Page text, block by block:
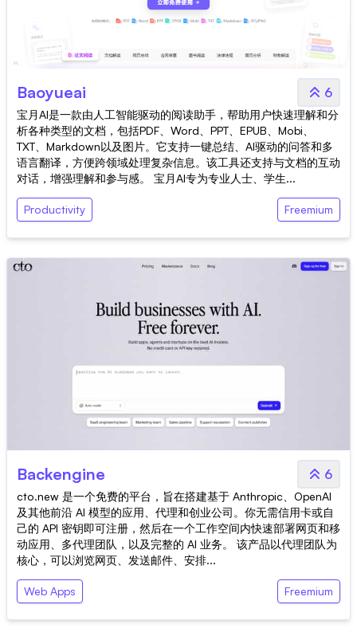
Baoyueai 6
宝月AI是一款由人工智能驱动的阅读助手，帮助用户快速理解和分
析各种类型的文档，包括PDF、Word、PPT、EPUB、Mobi、
TXT、Markdown以及图片。它支持一键总结、AI驱动的问答和多
语言翻译，方便跨领域处理复杂信息。该工具还支持与文档的互动
对话，增强理解和参与感。 宝月AI专为专业人士、学生...
Productivity Freemium
Backengine 6
cto.new 是一个免费的平台，旨在搭建基于 Anthropic、OpenAI
及其他前沿 AI 模型的应用、代理和创业公司。你无需信用卡或自
己的 API 密钥即可注册，然后在一个工作空间内快速部署网页和移
动应用、多代理团队，以及完整的 AI 业务。 该产品以代理团队为
核心，可以浏览网页、发送邮件、安排...
Web Apps Freemium